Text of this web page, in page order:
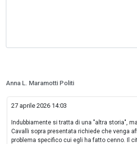
Anna L. Maramotti Politi
27 aprile 2026 14:03
Indubbiamente si tratta di una "altra storia",
Cavalli sopra presentata richiede che venga
problema specifico cui egli ha fatto cenno. Il